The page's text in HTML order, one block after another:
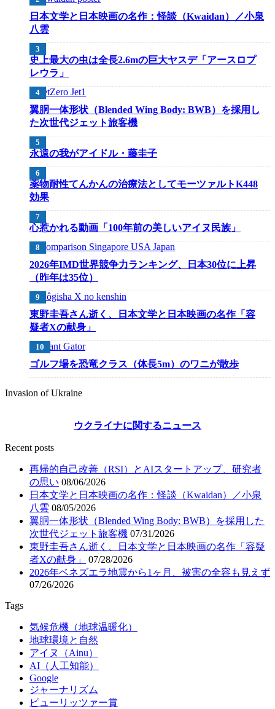
日本文学と日本映画の名作：怪談（Kwaidan）／小泉
八雲
史上最大の虫は全長2.6mの巨大ヤスデ「アースロプ
レウラ」
翼胴一体形状（Blended Wing Body: BWB）を採用し
た次世代ジェット旅客機
永遠の我がアイドル・藤圭子
薬物耐性てんかんの治療法としてモーツァルトK448
効果
心惹かれる動画「100年前の美しいアイヌ民族」
2026年IMD世界競争力ランキング、日本30位に上昇
（昨年は35位）
東野圭吾さん逝く、日本文学と日本映画の名作「容
疑者Xの献身」
ゴルフ場を恐竜クラス（体長5m）のワニが散歩
Invasion of Ukraine
ウクライナに関するニュース
Recent posts
再帰的自己改善（RSI）とAIスタートアップ、研究者
の思い 08/06/2026
日本文学と日本映画の名作：怪談（Kwaidan）／小泉
八雲 08/05/2026
翼胴一体形状（Blended Wing Body: BWB）を採用した
次世代ジェット旅客機 07/31/2026
東野圭吾さん逝く、日本文学と日本映画の名作「容疑
者Xの献身」
07/28/2026
2026年ベネズエラ地震から1ヶ月、被害の全容も見えず
07/26/2026
Tags
気候危機（地球温暖化）
地球環境と自然
アイヌ（Ainu）
AI（人工知能）
Google
ジャーナリズム
ピューリッツァー賞